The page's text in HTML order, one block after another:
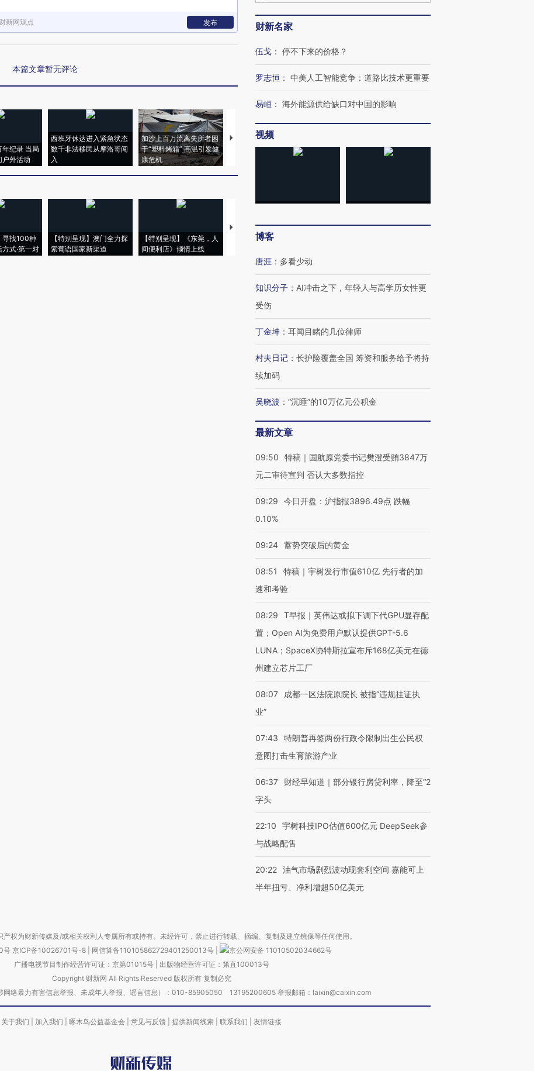
新网观点 发布
本篇文章暂无评论
纪录 当局
户外活动
西班牙休达进入紧急状态
数千非法移民从摩洛哥闯
入
加沙上百万流离失所者困
于“塑料烤箱” 高温引发健
康危机
视线｜HYROX的吸金
术：是什么让中产们甘
粒摇头丸 尿检体内含3种
度Z世代 用街头抗争将教
寻找100种
式·第一对
【特别呈现】澳门全力探
索葡语国家新渠道
【特别呈现】《东莞，人
间便利店》倾情上线
【推广】走进第四届链博
会，让数智科技“链”接产
【商旅对话】华住集团
财新名家
伍戈 ： 停不下来的价格？
罗志恒 ： 中美人工智能竞争：道路比技术更重要
易峘 ： 海外能源供给缺口对中国的影响
视频
博客
唐涯 ： 多看少动
知识分子 ： AI冲击之下，年轻人与高学历女性更
受伤
丁金坤 ： 耳闻目睹的几位律师
村夫日记 ： 长护险覆盖全国 筹资和服务给予将持
续加码
吴晓波 ： “沉睡”的10万亿元公积金
最新文章
09:50
特稿｜国航原党委书记樊澄受贿3847万
元二审待宣判 否认大多数指控
09:29
今日开盘：沪指报3896.49点 跌幅
0.10%
09:24 蓄势突破后的黄金
08:51
特稿｜宇树发行市值610亿 先行者的加
速和考验
08:29
T早报｜英伟达或拟下调下代GPU显存配
置；Open AI为免费用户默认提供GPT-5.6
LUNA；SpaceX协特斯拉宣布斥168亿美元在德
州建立芯片工厂
08:07
成都一区法院原院长 被指“违规挂证执
业”
07:43
特朗普再签两份行政令限制出生公民权
意图打击生育旅游产业
06:37
财经早知道｜部分银行房贷利率，降至“2
字头
22:10
宇树科技IPO估值600亿元 DeepSeek参
与战略配售
20:22 油气市场剧烈波动现套利空间 嘉能可上
半年扭亏、净利增超50亿美元
产权为财新传媒及/或相关权利人专属所有或持有。未经许可，禁止进行转载、摘编、复制及建立镜像等任何使用。
号 京ICP备10026701号-8 网信算备110105862729401250013号
京公网安备 11010502034662号
广播电视节目制作经营许可证：京第01015号| 出版物经营许可证：第直100013号
Copyright 财新网 All Rights Reserved 版权所有 复制必究
网络暴力有害信息举报、未成年人举报、谣言信息）：010-85905050 13195200605 举报邮箱：laixin@caixin.com
关于我们 加入我们 啄木鸟公益基金会 意见与反馈 提供新闻线索 联系我们 友情链接